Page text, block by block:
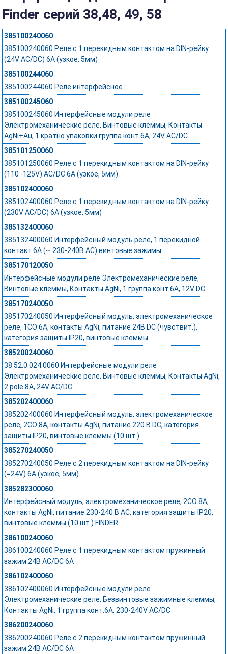
Finder серий 38,48, 49, 58
385100240060
385100240060 Реле с 1 перекидным контактом на DIN-рейку
(24V AC/DC) 6A (узкое, 5мм)
385100244060
385100244060 Реле интерфейсное
385100245060
385100245060 Интерфейсные модули реле
Электромеханические реле, Винтовые клеммы, Контакты
AgNi+Au, 1 кратно упаковки группа конт.6A, 24V AC/DC
385101250060
385101250060 Реле с 1 перекидным контактом на DIN-рейку
(110 -125V) AC/DC 6A (узкое, 5мм)
385102400060
385102400060 Реле с 1 перекидным контактом на DIN-рейку
(230V AC/DC) 6A (узкое, 5мм)
385132400060
385132400060 Интерфейсный модуль реле, 1 перекидной
контакт 6А (~ 230-240В AC) винтовые зажимы
385170120050
Интерфейсные модули реле Электромеханические реле,
Винтовые клеммы, Контакты AgNi, 1 группа конт.6A, 12V DC
385170240050
385170240050 Интерфейсный модуль, электромеханическое
реле, 1CO 6A, контакты AgNi, питание 24В DC (чувствит.),
категория защиты IP20, винтовые клеммы
385200240060
38.52.0.024.0060 Интерфейсные модули реле
Электромеханические реле, Винтовые клеммы, Контакты AgNi,
2 pole 8A, 24V AC/DC
385202400060
385202400060 Интерфейсный модуль, электромеханическое
реле, 2CO 8A, контакты AgNi, питание 220 В DC, категория
защиты IP20, винтовые клеммы (10 шт.)
385270240050
385270240050 Реле с 2 перекидным контактом на DIN-рейку
(=24V) 6A (узкое, 5мм)
385282300060
Интерфейсный модуль, электромеханическое реле, 2CO 8A,
контакты AgNi, питание 230-240 В AC, категория защиты IP20,
винтовые клеммы (10 шт.) FINDER
386100240060
386100240060 Реле с 1 перекидным контактом пружинный
зажим 24В AC/DC 6A
386102400060
386102400060 Интерфейсные модули реле
Электромеханические реле, Безвинтовые зажимные клеммы,
Контакты AgNi, 1 группа конт.6A, 230-240V AC/DC
386200240060
386200240060 Реле с 2 перекидным контактом пружинный
зажим 24В AC/DC 6A